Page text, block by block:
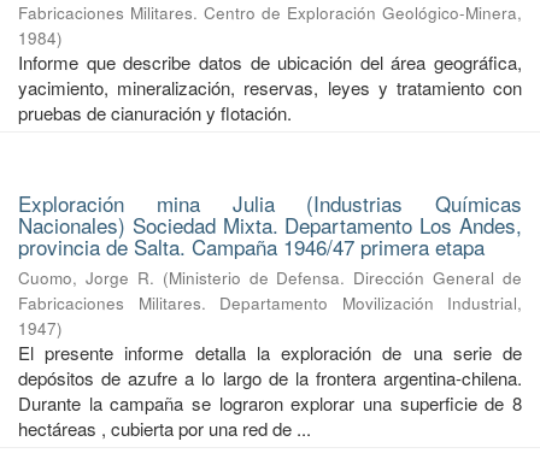
Fabricaciones Militares. Centro de Exploración Geológico-Minera,
1984)
Informe que describe datos de ubicación del área geográfica,
yacimiento, mineralización, reservas, leyes y tratamiento con
pruebas de cianuración y flotación.
Exploración mina Julia (Industrias Químicas
Nacionales) Sociedad Mixta. Departamento Los Andes,
provincia de Salta. Campaña 1946/47 primera etapa
Cuomo, Jorge R. (Ministerio de Defensa. Dirección General de
Fabricaciones Militares. Departamento Movilización Industrial,
1947)
El presente informe detalla la exploración de una serie de
depósitos de azufre a lo largo de la frontera argentina-chilena.
Durante la campaña se lograron explorar una superficie de 8
hectáreas , cubierta por una red de ...